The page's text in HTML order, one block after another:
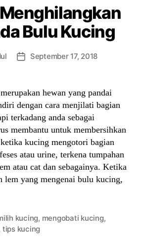
Menghilangkan
Bulu Kucing
PostSeptember 17, 2018
hewan yang pandai
dengan cara menjilati bagian
terkadang anda sebagai
membantu untuk membersihkan
kucing mengotori bagian
atau urine, terkena tumpahan
atau cat dan sebagainya. Ketika
lem yang mengenai bulu kucing,
kucing, mengobati kucing,
tips kucing